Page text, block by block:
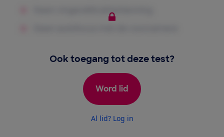
Ook toegang tot deze test?
Word lid
Al lid? Log in